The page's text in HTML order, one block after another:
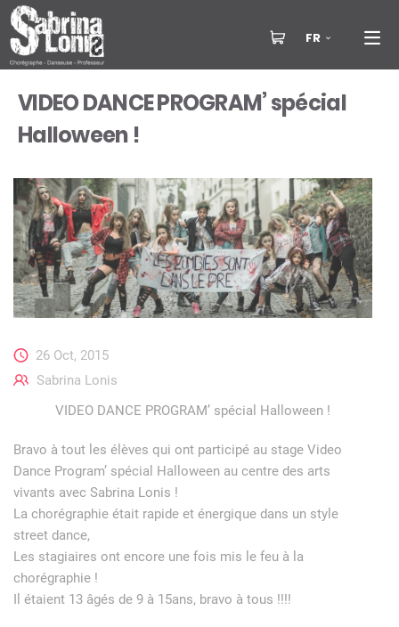
FR
VIDEO DANCE PROGRAM’ spécial
Halloween !
26 Oct, 2015
Sabrina Lonis
VIDEO DANCE PROGRAM’ spécial Halloween !
Bravo à tout les élèves qui ont participé au stage Video
Dance Program’ spécial Halloween au centre des arts
vivants avec Sabrina Lonis !
La chorégraphie était rapide et énergique dans un style
street dance,
Les stagiaires ont encore une fois mis le feu à la
chorégraphie !
Il étaient 13 âgés de 9 à 15ans, bravo à tous !!!!